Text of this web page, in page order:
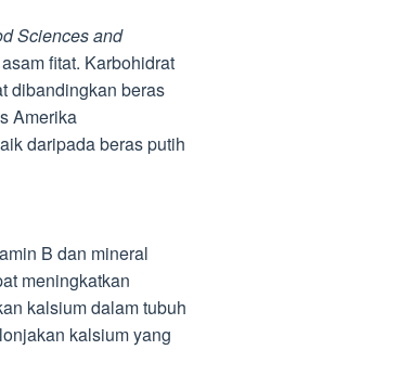
Sciences and
fitat. Karbohidrat
dibandingkan beras
Amerika
daripada beras putih
B dan mineral
meningkatkan
kalsium dalam tubuh
kalsium yang